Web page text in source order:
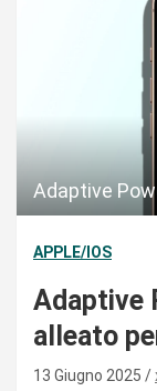
Adaptive
APPLE/IOS
Adaptive
alleato
13 Giugno 2025